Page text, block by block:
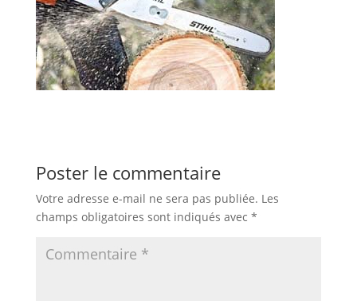
Poster le commentaire
Votre adresse e-mail ne sera pas publiée. Les
champs obligatoires sont indiqués avec *